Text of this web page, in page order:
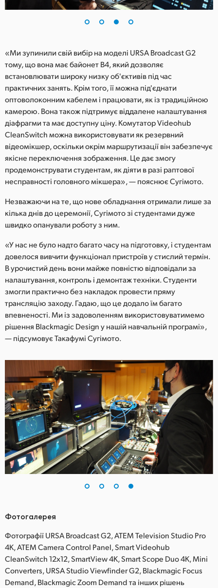
«Ми зупинили свій вибір на моделі URSA Broadcast G2
тому, що вона має байонет B4, який дозволяє
встановлювати широку низку об'єктивів під час
практичних занять. Крім того, її можна під'єднати
оптоволоконним кабелем і працювати, як із традиційною
камерою. Вона також підтримує віддалене налаштування
діафрагми та має доступну ціну. Комутатор Videohub
CleanSwitch можна використовувати як резервний
відеомікшер, оскільки окрім маршрутизації він забезпечує
якісне переключення зображення. Це дає змогу
продемонструвати студентам, як діяти в разі раптової
несправності головного мікшера», — пояснює Сугімото.
Незважаючи на те, що нове обладнання отримали лише за
кілька днів до церемонії, Сугімото зі студентами дуже
швидко опанували роботу з ним.
«У нас не було надто багато часу на підготовку, і студентам
довелося вивчити функціонал пристроїв у стислий термін.
В урочистий день вони майже повністю відповідали за
налаштування, контроль і демонтаж техніки. Студенти
змогли практично без накладок провести пряму
трансляцію заходу. Гадаю, що це додало їм багато
впевненості. Ми із задоволенням використовуватимемо
рішення Blackmagic Design у нашій навчальній програмі»,
— підсумовує Такафумі Сугімото.
Фотогалерея
Фотографії URSA Broadcast G2, ATEM Television Studio Pro
4K, ATEM Camera Control Panel, Smart Videohub
CleanSwitch 12x12, SmartView 4K, Smart Scope Duo 4K, Mini
Converters, URSA Studio Viewfinder G2, Blackmagic Focus
Demand, Blackmagic Zoom Demand та інших рішень